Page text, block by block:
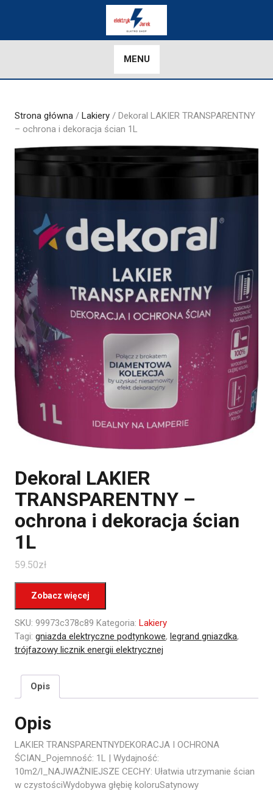
MENU
Strona główna / Lakiery / Dekoral LAKIER TRANSPARENTNY
– ochrona i dekoracja ścian 1L
Dekoral LAKIER
TRANSPARENTNY –
ochrona i dekoracja ścian
1L
59.50zł
Zobacz więcej
SKU: 99973c378c89 Kategoria: Lakiery
Tagi: gniazda elektryczne podtynkowe, legrand gniazdka,
trójfazowy licznik energii elektrycznej
Opis
Opis
LAKIER TRANSPARENTNYDEKORACJA I OCHRONA
ŚCIAN_Pojemność: 1L | Wydajność:
10m2/l_NAJWAŻNIEJSZE CECHY: Ułatwia utrzymanie ścian
w czystościWydobywa głębię koloruSatynowy